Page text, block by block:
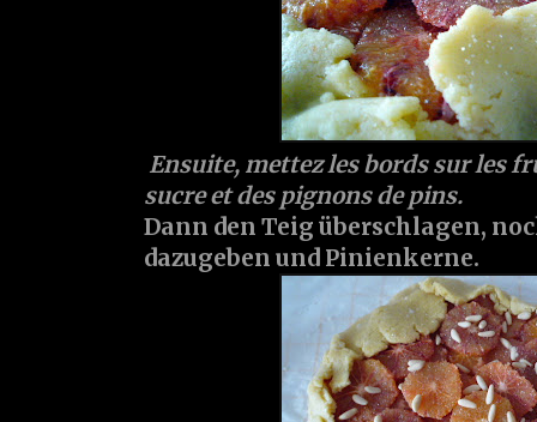
Ensuite, mettez les bords sur les
sucre et des pignons de pins.
Dann den Teig überschlagen,
dazugeben und Pinienkerne.